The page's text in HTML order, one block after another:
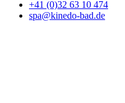
+41 (0)32 63 10 474
spa@kinedo-bad.de